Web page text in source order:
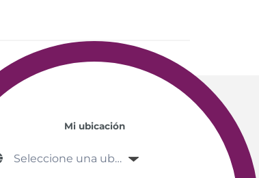
Mi ubicación